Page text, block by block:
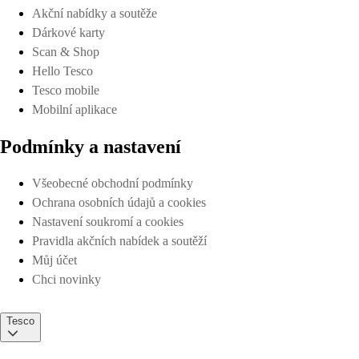
Akční nabídky a soutěže
Dárkové karty
Scan & Shop
Hello Tesco
Tesco mobile
Mobilní aplikace
Podmínky a nastavení
Všeobecné obchodní podmínky
Ochrana osobních údajů a cookies
Nastavení soukromí a cookies
Pravidla akčních nabídek a soutěží
Můj účet
Chci novinky
Tesco